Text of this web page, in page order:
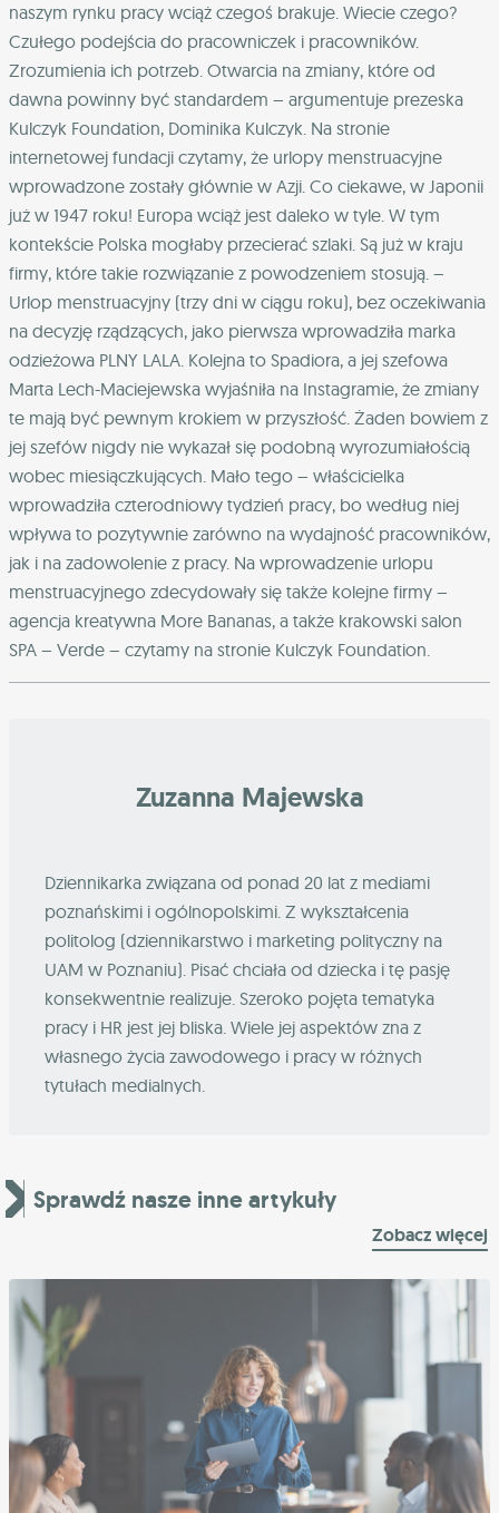
naszym rynku pracy wciąż czegoś brakuje. Wiecie czego?
Czułego podejścia do pracowniczek i pracowników.
Zrozumienia ich potrzeb. Otwarcia na zmiany, które od
dawna powinny być standardem – argumentuje prezeska
Kulczyk Foundation, Dominika Kulczyk. Na stronie
internetowej fundacji czytamy, że urlopy menstruacyjne
wprowadzone zostały głównie w Azji. Co ciekawe, w Japonii
już w 1947 roku! Europa wciąż jest daleko w tyle. W tym
kontekście Polska mogłaby przecierać szlaki. Są już w kraju
firmy, które takie rozwiązanie z powodzeniem stosują. –
Urlop menstruacyjny (trzy dni w ciągu roku), bez oczekiwania
na decyzję rządzących, jako pierwsza wprowadziła marka
odzieżowa PLNY LALA. Kolejna to Spadiora, a jej szefowa
Marta Lech-Maciejewska wyjaśniła na Instagramie, że zmiany
te mają być pewnym krokiem w przyszłość. Żaden bowiem z
jej szefów nigdy nie wykazał się podobną wyrozumiałością
wobec miesiączkujących. Mało tego – właścicielka
wprowadziła czterodniowy tydzień pracy, bo według niej
wpływa to pozytywnie zarówno na wydajność pracowników,
jak i na zadowolenie z pracy. Na wprowadzenie urlopu
menstruacyjnego zdecydowały się także kolejne firmy –
agencja kreatywna More Bananas, a także krakowski salon
SPA – Verde – czytamy na stronie Kulczyk Foundation.
Zuzanna Majewska
Dziennikarka związana od ponad 20 lat z mediami
poznańskimi i ogólnopolskimi. Z wykształcenia
politolog (dziennikarstwo i marketing polityczny na
UAM w Poznaniu). Pisać chciała od dziecka i tę pasję
konsekwentnie realizuje. Szeroko pojęta tematyka
pracy i HR jest jej bliska. Wiele jej aspektów zna z
własnego życia zawodowego i pracy w różnych
tytułach medialnych.
Sprawdź nasze inne artykuły
Zobacz więcej